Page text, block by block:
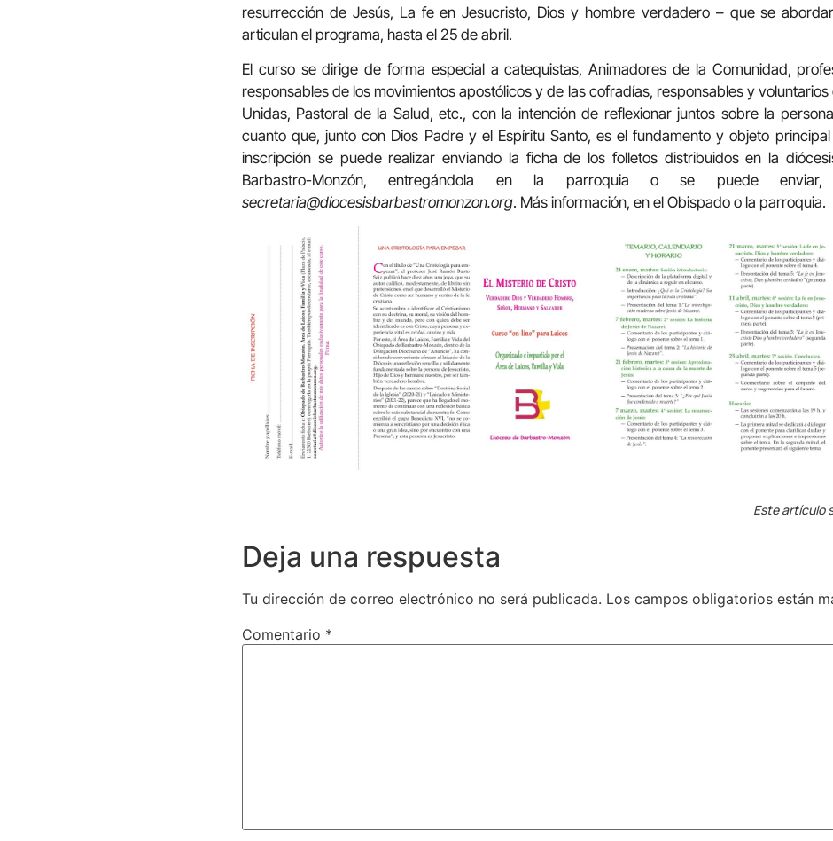
resurrección de Jesús, La fe en Jesucristo, Dios y hombre verdadero – que se
articulan el programa, hasta el 25 de abril.
El curso se dirige de forma especial a catequistas, Animadores de la Comunidad,
responsables de los movimientos apostólicos y de las cofradías, responsables y
Unidas, Pastoral de la Salud, etc., con la intención de reflexionar juntos sobre la
cuanto que, junto con Dios Padre y el Espíritu Santo, es el fundamento y objeto
inscripción se puede realizar enviando la ficha de los folletos distribuidos en la
Barbastro-Monzón, entregándola en la parroquia o se puede enviar,
secretaria@diocesisbarbastromonzon.org. Más información, en el Obispado o la parroquia.
Este artículo
Deja una respuesta
Tu dirección de correo electrónico no será publicada. Los campos obligatorios están
Comentario *